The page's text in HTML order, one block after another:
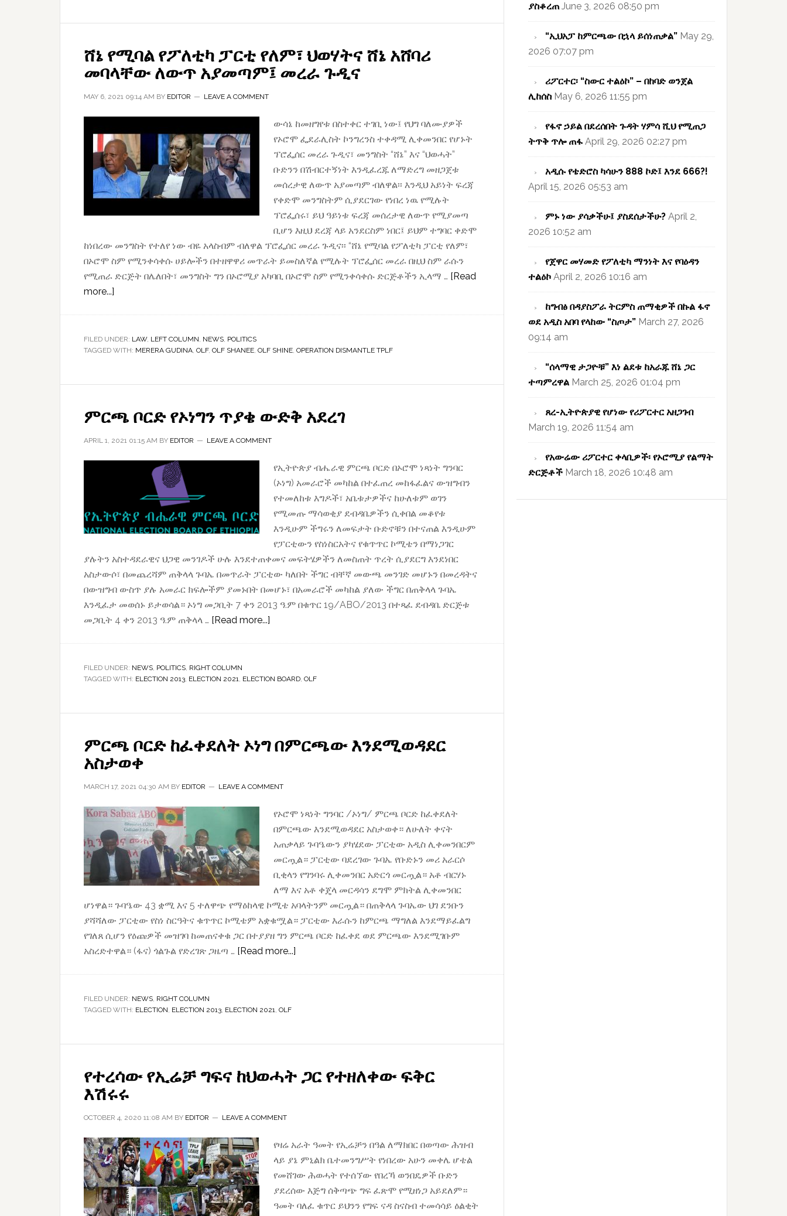
ተሰመረለት
ሸኔ የሚባል የፖለቲካ ፓርቲ የለም፣ ህወሃትና ሸኔ አሸባሪ
መባላቸው ለውጥ አያመጣም፤ መረራ ጉዲና
MAY 6, 2021 09:14 AM BY EDITOR LEAVE A COMMENT
ውሳኔ ከመዘግየቱ በስተቀር ተገቢ ነው፤ የህግ ባለሙያዎች
የኦሮሞ ፌደራሊስት ኮንግረንስ ተቀዳሚ ሊቀመንበር የሆኑት
ፕሮፌሰር መረራ ጉዲና፣ መንግስት “ሸኔ” እና “ህወሓት”
ቡድንን በሽብርተኝነት እንዲፈረጁ ለማድረግ መዘጋጀቱ
መሰረታዊ ለውጥ አያመጣም ብለዋል፡፡ እንዲህ አይነት ፍረጃ
የቀድሞ መንግስትም ሲያደርገው የነበረ ነዉ የሚሉት
ፕሮፌሰሩ፣ ይህ ዓይነቱ ፍረጃ መሰረታዊ ለውጥ የሚያመጣ
ቢሆን እዚህ ደረጃ ላይ አንደርስም ነበር፤ ይህም ተግባር ቀድሞ
ከነበረው መንግስት የተለየ ነው ብዬ አላስብም ብለዋል ፕሮፌሰር መረራ ጉዲና፡፡ “ሸኔ የሚባል የፖለቲካ ፓርቲ የለም፣
በኦሮሞ ስም የሚንቀሳቀሱ ሀይሎችን በተዘዋዋሪ መጥራት ይመስለኛል የሚሉት ፕሮፌሰር መረራ በዚህ ስም ራሱን
የሚጠራ ድርጅት በሌለበት፣ መንግስት ግን በኦሮሚያ አካባቢ በኦሮሞ ስም የሚንቀሳቀሱ ድርጅቶችን ኢላማ … [Read
more...]
የፖለቲካ
ፓርቲ
ህወሃትና
አሸባሪ
ለውጥ
አያመጣም፤
FILED UNDER: LAW, LEFT COLUMN, NEWS, POLITICS
TAGGED WITH: MERERA GUDINA, OLF, OLF SHANEE, OLF SHINE, OPERATION DISMANTLE TPLF
ምርጫ ቦርድ የኦነግን ጥያቄ ውድቅ አደረገ
APRIL 1, 2021 01:15 AM BY EDITOR LEAVE A COMMENT
የኢትዮጵያ ብሔራዊ ምርጫ ቦርድ በኦሮሞ ነጻነት ግንባር
(ኦነግ) አመራሮች መካከል በተፈጠረ መከፋፈልና ውዝግብን
የተመለከቱ እግዶች፣ አቤቱታዎችና ከሁለቱም ወገን
የሚመጡ ማሳወቂያ ደብዳቤዎችን ሲቀበል መቆየቱ
እንዲሁም ችግሩን ለመፍታት ቡድኖቹን በተናጠል እንዲሁም
የፓርቲውን የስነስርአትና የቁጥጥር ኮሚቴን በማነጋገር
ያሉትን አስተዳደራዊና ህጋዊ መንገዶች ሁሉ እንደተጠቀመና መፍትሄዎችን ለመስጠት ጥረት ሲያደርግ እንደነበር
አስታውሶ፣ በመጨረሻም ጠቅላላ ጉባኤ በመጥራት ፓርቲው ካለበት ችግር ብቸኛ መውጫ መንገድ መሆኑን በመረዳትና
በውዝግብ ውስጥ ያሉ አመራር ክፍሎችም ያመኑበት በመሆኑ፣ በአመራሮች መካከል ያለው ችግር በጠቅላላ ጉባኤ
እንዲፈታ መወሰኑ ይታወሳል። ኦነግ መጋቢት 7 ቀን 2013 ዓ.ም በቁጥር 19/ABO/2013 በተጻፈ ደብዳቤ ድርጅቱ
መጋቢት 4 ቀን 2013 ዓ.ም ጠቅላላ … [Read more...]
ጥያቄ
አደረገ
FILED UNDER: NEWS, POLITICS, RIGHT COLUMN
TAGGED WITH: ELECTION 2013, ELECTION 2021, ELECTION BOARD, OLF
ምርጫ ቦርድ ከፈቀደለት ኦነግ በምርጫው እንደሚወዳደር
አስታወቀ
MARCH 17, 2021 04:30 AM BY EDITOR LEAVE A COMMENT
የኦሮሞ ነጻነት ግንባር /ኦነግ/ ምርጫ ቦርድ ከፈቀደለት
በምርጫው እንደሚወዳደር አስታወቀ። ለሁለት ቀናት
አጠቃላይ ጉባዔውን ያካሄደው ፓርቲው አዲስ ሊቀመንበርም
መርጧል። ፓርቲው ባደረገው ጉባኤ የቡድኑን መሪ አራርሶ
ቢቂላን የግንባሩ ሊቀመንበር አድርጎ መርጧል። አቶ ብርሃኑ
ለማ እና አቶ ቀጄላ መርዳሳን ደግሞ ምክትል ሊቀመንበር
ሆነዋል። ጉባዔው 43 ቋሚ እና 5 ተለዋጭ የማዕከላዊ ኮሚቴ አባላትንም መርጧል። በጠቅላላ ጉባኤው ህገ ደንቡን
ያሻሻለው ፓርቲው የስነ ስርዓትና ቁጥጥር ኮሚቴም አቋቁሟል። ፓርቲው እራሱን ከምርጫ ማግለል እንደማይፈልግ
የገለጸ ሲሆን የዕጩዎች መዝገባ ከመጠናቀቁ ጋር በተያያዘ ግን ምርጫ ቦርድ ከፈቀደ ወደ ምርጫው እንደሚገቡም
አስረድተዋል። (ፋና) ጎልጉል የድረገጽ ጋዜጣ … [Read more...]
እንደሚወዳደር
FILED UNDER: NEWS, RIGHT COLUMN
TAGGED WITH: ELECTION, ELECTION 2013, ELECTION 2021, OLF
የተረሳው የኢሬቻ ግፍና ከህወሓት ጋር የተዘለቀው ፍቅር
እሽሩሩ
OCTOBER 4, 2020 11:08 AM BY EDITOR LEAVE A COMMENT
የዛሬ አራት ዓመት የኢሬቻን በዓል ለማክበር በወጣው ሕዝብ
ላይ ያኔ ምኒልክ ቤተመንግሥት የነበረው አሁን መቀሌ ሆቴል
የመሸገው ሕወሓት የተሰኘው የበረኻ ወንበዴዎች ቡድን
ያደረሰው እጅግ ሰቅጣጭ ግፍ ፈጽሞ የሚዘነጋ አይደለም።
ዓመት ባለፈ ቁጥር ይህንን የግፍ ናዳ ስናስብ ተመሳሳይ ዕልቂት
ያስቆረጠ June 3, 2026 08:50 pm
“ኢህአፓ ከምርጫው በኋላ ይሰነጠቃል” May 29,
2026 07:07 pm
ሪፖርተር፡ “ስውር ተልዕኮ” – በከባድ ወንጀል
ሊከሰስ May 6, 2026 11:55 pm
የፋኖ ኃይል በደረሰበት ጉዳት ሃምሳ ሺህ የሚጠጋ
ትጥቅ ጥሎ ጠፋ April 29, 2026 02:27 pm
አዲሱ የቴድሮስ ካሳሁን 888 ኮድ፤ እንደ 666?!
April 15, 2026 05:53 am
ምኑ ነው ያሳቃችሁ፤ ያስደሰታችሁ? April 2,
2026 10:52 am
የጀዋር መሃመድ የፖለቲካ ማንነት እና የባዕዳን
ተልዕኮ April 2, 2026 10:16 am
ከግብፅ በዳያስፖራ ትርምስ ጠማቂዎች በኩል ፋኖ
ወደ አዲስ አበባ የላከው “ስጦታ” March 27, 2026
09:14 am
“ሰላማዊ ታጋዮቹ” እነ ልደቱ ከአራጁ ሸኔ ጋር
ተጣምረዋል March 25, 2026 01:04 pm
ጸረ-ኢትዮጵያዊ የሆነው የሪፖርተር አዘጋገብ
March 19, 2026 11:54 am
የአውሬው ሪፖርተር ቀላቢዎች፡ የኦሮሚያ የልማት
ድርጅቶች March 18, 2026 10:48 am